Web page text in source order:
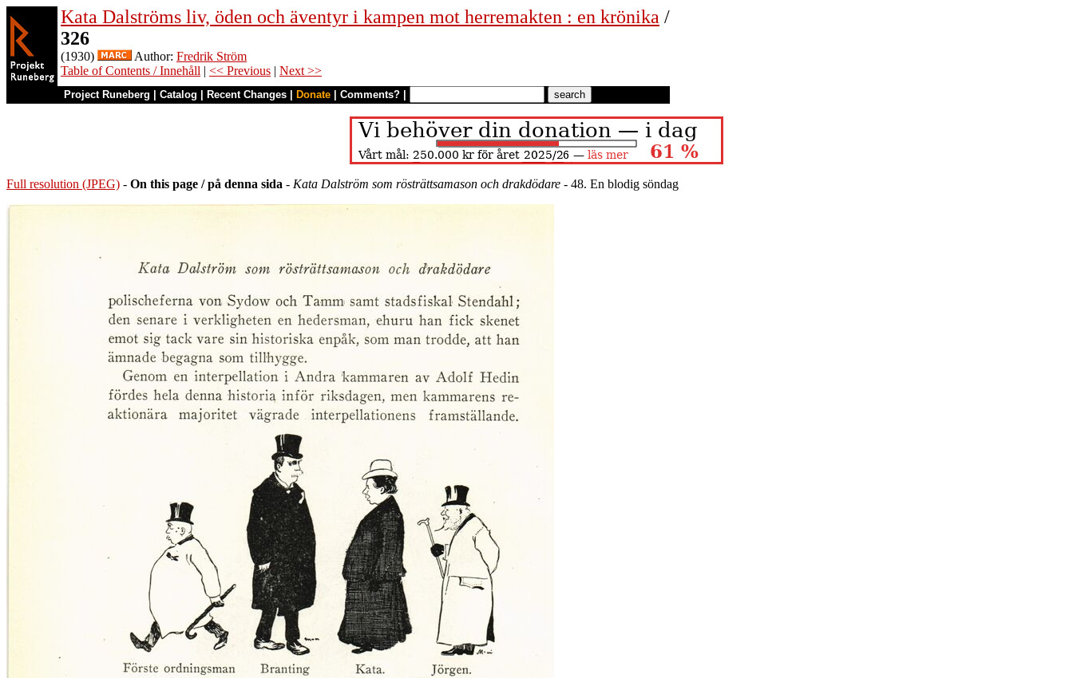
Kata Dalströms liv, öden och äventyr i kampen mot herremakten : en krönika /
326
(1930) Author: Fredrik Ström
Table of Contents / Innehåll | << Previous | Next >>
Project Runeberg Catalog Recent Changes Donate Comments?
Full resolution (JPEG) - On this page / på denna sida - Kata Dalström som rösträttsamason och drakdödare - 48. En blodig söndag